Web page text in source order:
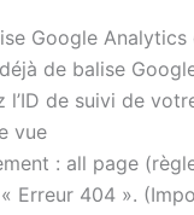
Google Analytics
de balise
de suivi de
vue
: all page
Erreur 404 ».